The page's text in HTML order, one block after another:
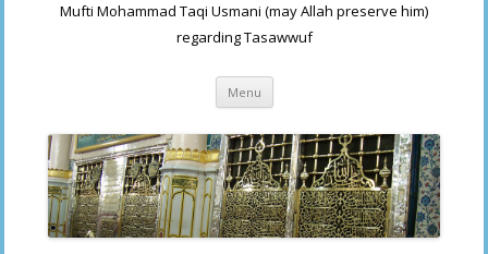
Mufti Mohammad Taqi Usmani (may Allah preserve him)
regarding Tasawwuf
Menu Skip
content